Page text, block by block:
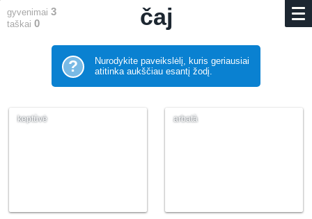
gyvenimai 3
taškai 0 čaj
?
Nurodykite paveikslėlį, kuris geriausiai
atitinka aukščiau esantį žodį.
keptùvė arbatà